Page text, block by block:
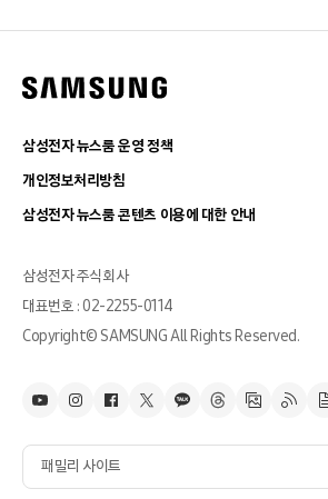
삼성전자 뉴스룸 운영 정책
개인정보처리방침
삼성전자 뉴스룸 콘텐츠 이용에 대한 안내
삼성전자 주식회사
대표번호 : 02-2255-0114
Copyright© SAMSUNG All Rights Reserved.
패밀리 사이트